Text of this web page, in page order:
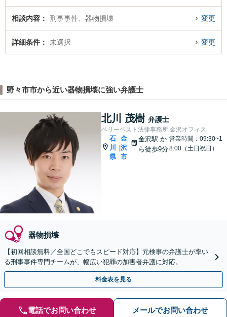
相談内容 刑事事件、器物損壊 変更
詳細条件 未選択 変更
野々市市から近い器物損壊に強い弁護士
北川 茂樹 弁護士
ベリーベスト法律事務所 金沢オフィス
石
川
県
|
金
沢
市
金沢駅か
ら徒歩9分
営業時間：09:30~1
8:00（土日祝日）
器物損壊
【初回相談無料／全国どこでもスピード対応】元検事の弁護士が率い
る刑事事件専門チームが、幅広い犯罪の加害者弁護に対応。
料金表を見る
電話でお問い合わせ メールでお問い合わせ